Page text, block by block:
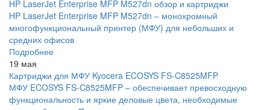
HP LaserJet Enterprise MFP M527dn обзор и картриджи
HP LaserJet Enterprise MFP M527dn – монохромный
многофункциональный принтер (МФУ) для небольших и
средних офисов
Подробнее
19 мая
Картриджи для МФУ Kyocera ECOSYS FS-C8525MFP
МФУ ECOSYS FS-C8525MFP – обеспечивает превосходную
функциональность и яркие деловые цвета, необходимые